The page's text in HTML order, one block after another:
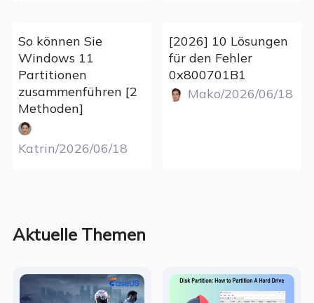
So können Sie
Windows 11
Partitionen
zusammenführen [2
Methoden]
Katrin/2026/06/18
[2026] 10 Lösungen
für den Fehler
0x800701B1
Mako/2026/06/18
Aktuelle Themen